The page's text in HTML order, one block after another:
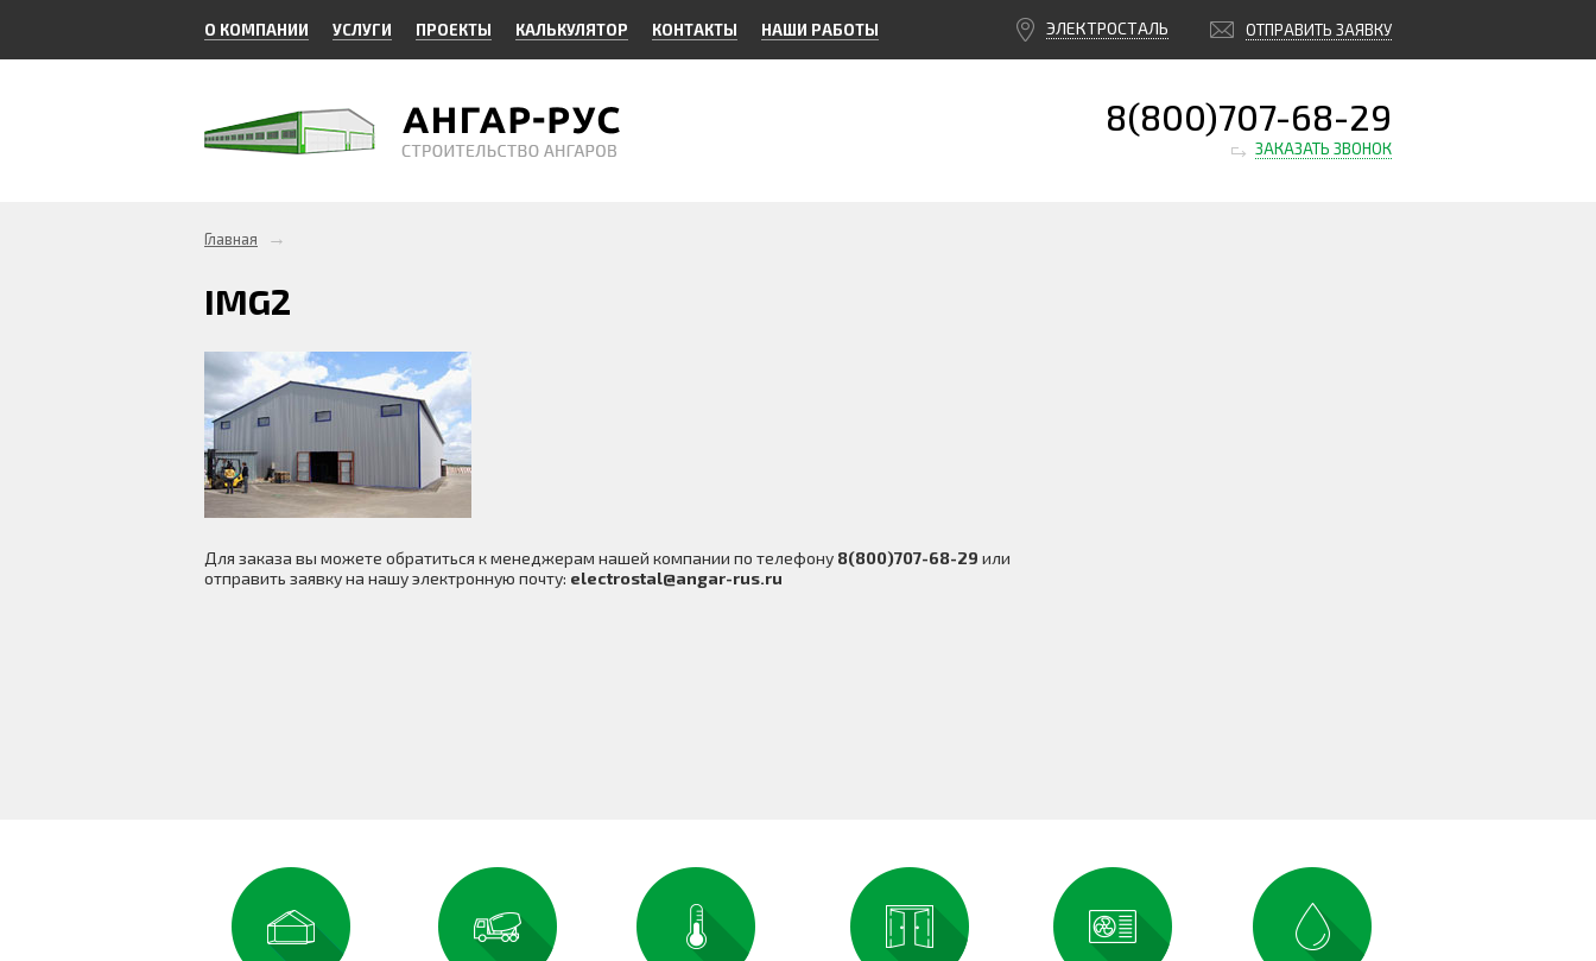
О КОМПАНИИ УСЛУГИ ПРОЕКТЫ КАЛЬКУЛЯТОР КОНТАКТЫ НАШИ РАБОТЫ ОТПРАВИТЬ ЗАЯВКУ
ЭЛЕКТРОСТАЛЬ
8(800)707-68-29
ЗАКАЗАТЬ ЗВОНОК
Главная →
IMG2
Для заказа вы можете обратиться к менеджерам нашей компании по телефону 8(800)707-68-29 или
отправить заявку на нашу электронную почту: electrostal@angar-rus.ru